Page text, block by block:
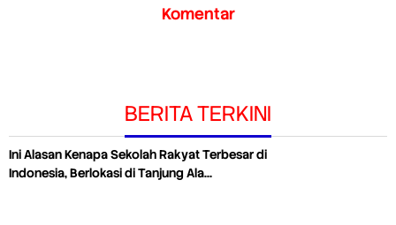
Komentar
BERITA TERKINI
Ini Alasan Kenapa Sekolah Rakyat Terbesar di
Indonesia, Berlokasi di Tanjung Ala…